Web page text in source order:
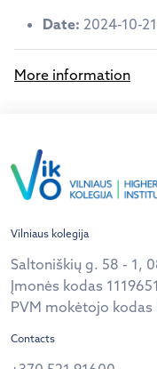
Date: 2024-10-21
More information
Vilniaus kolegija
Saltoniškių g. 58 - 1,
Įmonės kodas
PVM mokėtojo kodas
Contacts